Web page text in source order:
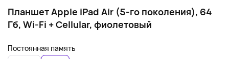
Планшет Apple iPad Air (5-го поколения), 64
Гб, Wi-Fi + Cellular, фиолетовый
Постоянная память